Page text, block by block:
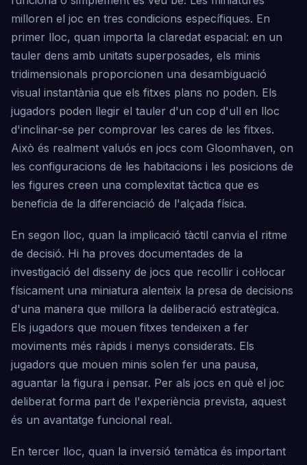
milloren el joc en tres condicions específiques. En
primer lloc, quan importa la claredat espacial: en un
tauler dens amb unitats superposades, els minis
tridimensionals proporcionen una desambiguació
visual instantània que els fitxes plans no poden. Els
jugadors poden llegir el tauler d'un cop d'ull en lloc
d'inclinar-se per comprovar les cares de les fitxes.
Això és realment valuós en jocs com Gloomhaven, on
les configuracions de les habitacions i les posicions de
les figures creen una complexitat tàctica que es
beneficia de la diferenciació de l'alçada física.
En segon lloc, quan la implicació tàctil canvia el ritme
de decisió. Hi ha proves documentades de la
investigació del disseny de jocs que recollir i col·locar
físicament una miniatura alenteix la presa de decisions
d'una manera que millora la deliberació estratègica.
Els jugadors que mouen fitxes tendeixen a fer
moviments més ràpids i menys considerats. Els
jugadors que mouen minis solen fer una pausa,
aguantar la figura i pensar. Per als jocs en què el joc
deliberat forma part de l'experiència prevista, aquest
és un avantatge funcional real.
En tercer lloc, quan la inversió temàtica és important